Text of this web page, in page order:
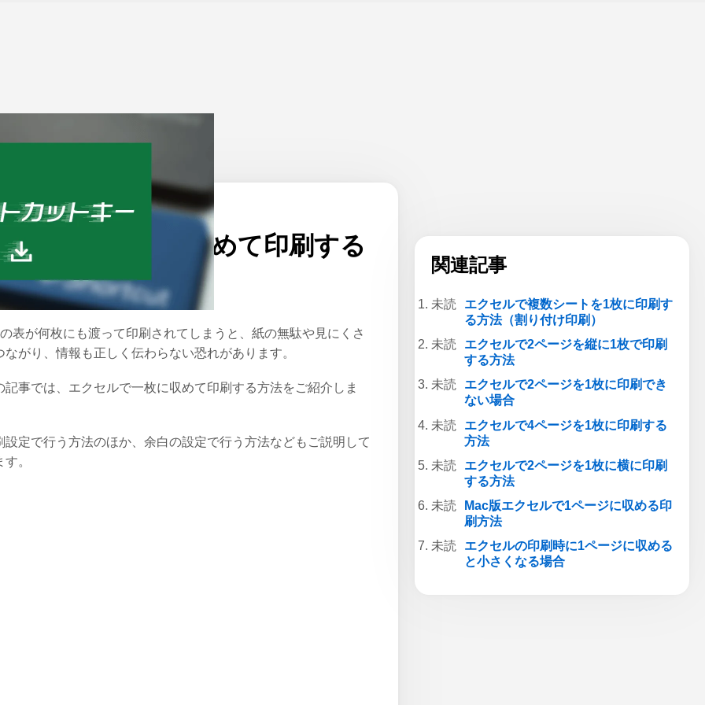
ム > Excel 公開日：2023/09/13
クセルで一枚に収めて印刷する
法
表が何枚にも渡って印刷されてしまうと、紙の無駄や見にくさ
ながり、情報も正しく伝わらない恐れがあります。
記事では、エクセルで一枚に収めて印刷する方法をご紹介しま
設定で行う方法のほか、余白の設定で行う方法などもご説明して
す。
関連記事
エクセルで複数シートを1枚に印刷す
る方法（割り付け印刷）
エクセルで2ページを縦に1枚で印刷
する方法
エクセルで2ページを1枚に印刷でき
ない場合
エクセルで4ページを1枚に印刷する
方法
エクセルで2ページを1枚に横に印刷
する方法
Mac版エクセルで1ページに収める印
刷方法
エクセルの印刷時に1ページに収める
と小さくなる場合